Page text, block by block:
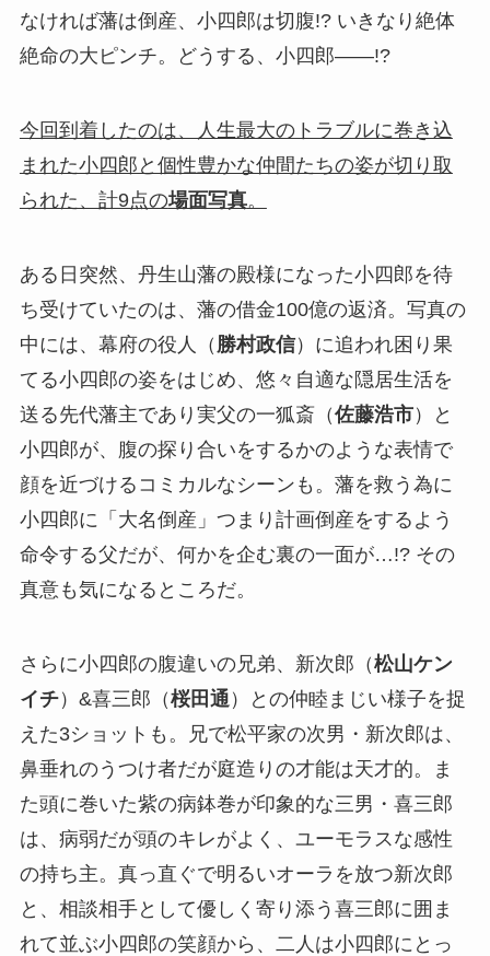
なければ藩は倒産、小四郎は切腹!? いきなり絶体
絶命の大ピンチ。どうする、小四郎――!?
今回到着したのは、人生最大のトラブルに巻き込
まれた小四郎と個性豊かな仲間たちの姿が切り取
られた、計9点の場面写真。
ある日突然、丹生山藩の殿様になった小四郎を待
ち受けていたのは、藩の借金100億の返済。写真の
中には、幕府の役人（ 勝村政信）に追われ困り果
てる小四郎の姿をはじめ、悠々自適な隠居生活を
送る先代藩主であり実父の一狐斎（佐藤浩市）と
小四郎が、腹の探り合いをするかのような表情で
顔を近づけるコミカルなシーンも。藩を救う為に
小四郎に「大名倒産」つまり計画倒産をするよう
命令する父だが、何かを企む裏の一面が…!? その
真意も気になるところだ。
さらに小四郎の腹違いの兄弟、新次郎（松山ケン
イチ）&喜三郎（桜田通 ）との仲睦まじい様子を捉
えた3ショットも。兄で松平家の次男・新次郎は、
鼻垂れのうつけ者だが庭造りの才能は天才的。ま
た頭に巻いた紫の病鉢巻が印象的な三男・喜三郎
は、病弱だが頭のキレがよく、ユーモラスな感性
の持ち主。真っ直ぐで明るいオーラを放つ新次郎
と、相談相手として優しく寄り添う喜三郎に囲ま
れて並ぶ小四郎の笑顔から、二人は小四郎にとっ